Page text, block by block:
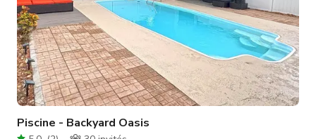
Piscine - Backyard Oasis